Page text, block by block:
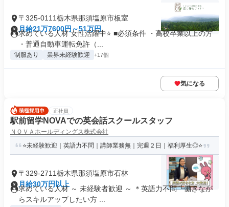
〒325-0111栃木県那須塩原市板室
月給21万7600円～51万円
求めている人材 女性活躍中⭐ ■必須条件 ・高校卒業以上の方
・普通自動車運転免許（...
制服あり 業界未経験歓迎 +17個
気になる
正社員
駅前留学NOVAでの英会話スクールスタッフ
ＮＯＶＡホールディングス株式会社
⭐未経験歓迎｜英語力不問｜講師業務無｜完週２日｜福利厚生◎⭐
〒329-2711栃木県那須塩原市石林
月給30万円以上
求めている人材 ～ 未経験者歓迎 ～ ＊英語力不問 └働きなが
らスキルアップしたい方 ...